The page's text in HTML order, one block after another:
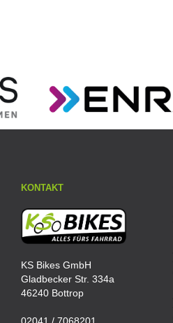
KONTAKT
KS Bikes GmbH
Gladbecker Str. 334a
46240 Bottrop